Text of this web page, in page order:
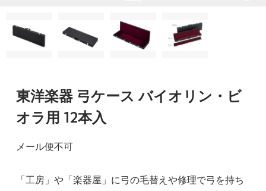
東洋楽器 弓ケース バイオリン・ビ
オラ用 12本入
メール便不可
「工房」や「楽器屋」に弓の毛替えや修理で弓を持ち